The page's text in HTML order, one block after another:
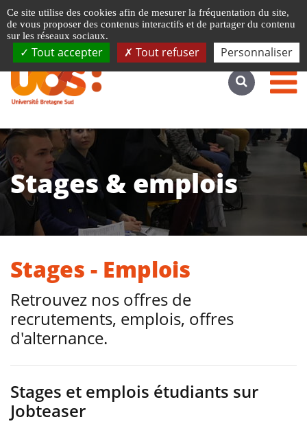
Accéder au site complet
Stages & emplois
Stages - Emplois
Retrouvez nos offres de
recrutements, emplois, offres
d'alternance.
Stages et emplois étudiants sur
Jobteaser
Ce site utilise des cookies afin de mesurer la fréquentation du site,
de vous proposer des contenus interactifs et de partager du contenu
sur les réseaux sociaux.
Tout accepter Tout refuser Personnaliser